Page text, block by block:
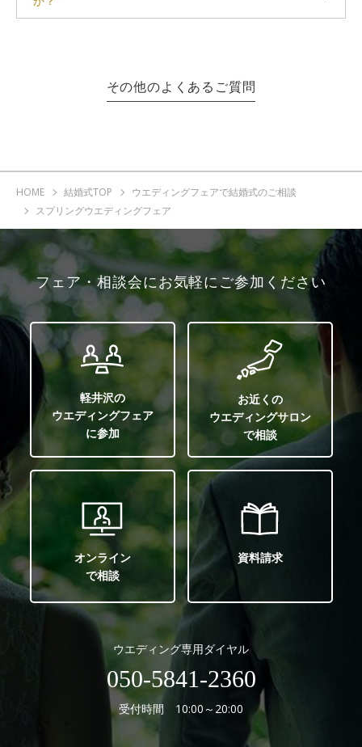
その他のよくあるご質問
HOME 結婚式TOP
ウエディングフェアで結婚式のご相談
スプリングウエディングフェア
フェア・相談会にお気軽にご参加ください
軽井沢の
ウエディングフェア
に参加
お近くの
ウエディングサロン
で相談
オンライン
で相談
資料請求
ウエディング専用ダイヤル
050-5841-2360
受付時間 10:00～20:00